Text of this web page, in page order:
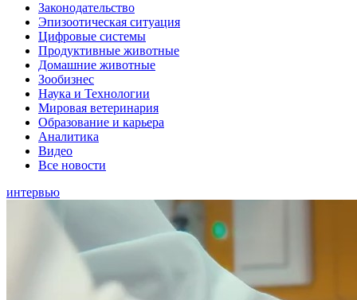
Законодательство
Эпизоотическая ситуация
Цифровые системы
Продуктивные животные
Домашние животные
Зообизнес
Наука и Технологии
Мировая ветеринария
Образование и карьера
Аналитика
Видео
Все новости
интервью